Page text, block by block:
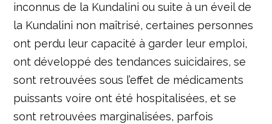
inconnus de la Kundalini ou suite à un éveil de
la Kundalini non maîtrisé, certaines personnes
ont perdu leur capacité à garder leur emploi,
ont développé des tendances suicidaires, se
sont retrouvées sous l’effet de médicaments
puissants voire ont été hospitalisées, et se
sont retrouvées marginalisées, parfois